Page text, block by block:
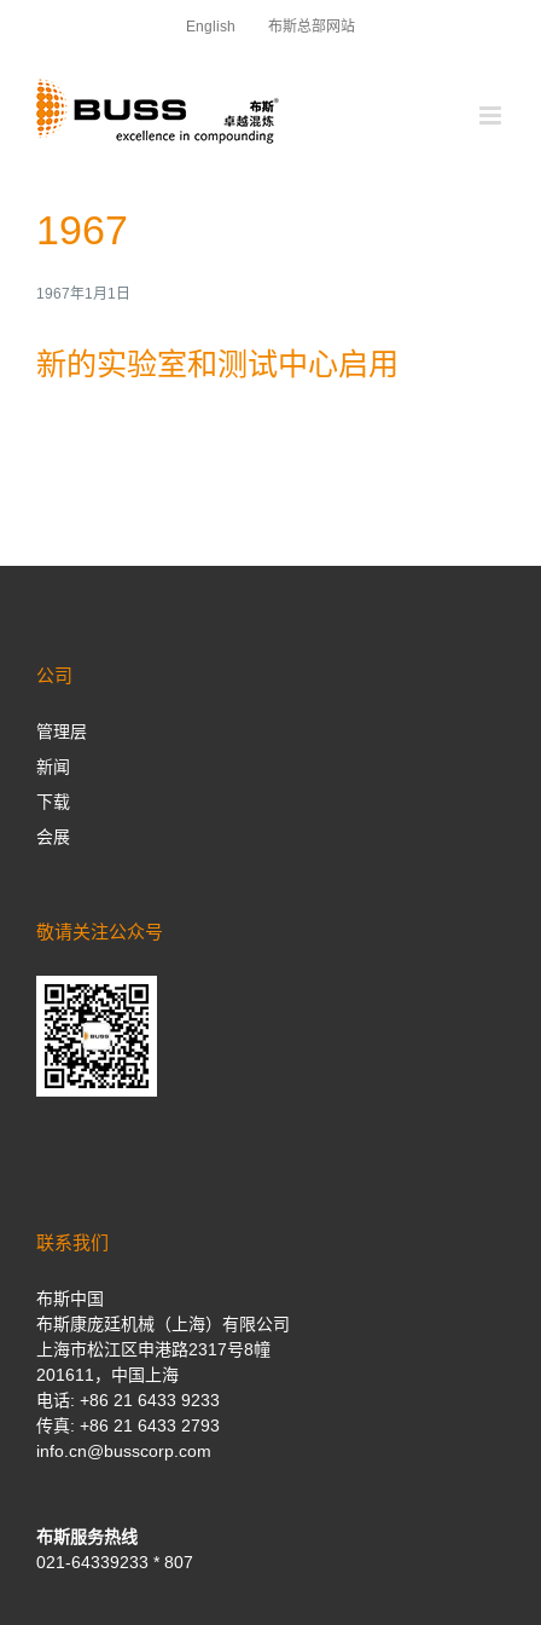
English 布斯总部网站
1967
1967年1月1日
新的实验室和测试中心启用
公司
管理层
新闻
下载
会展
敬请关注公众号
联系我们
布斯中国
布斯康庞廷机械（上海）有限公司
上海市松江区申港路2317号8幢
201611，中国上海
电话: +86 21 6433 9233
传真: +86 21 6433 2793
info.cn@busscorp.com
布斯服务热线
021-64339233 * 807